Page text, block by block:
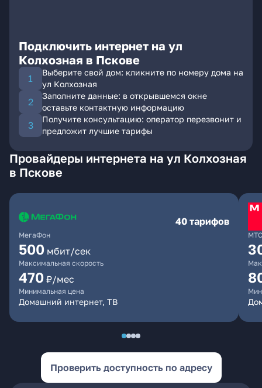
Подключить интернет на ул
Колхозная в Пскове
Выберите свой дом: кликните по номеру дома на
ул Колхозная
Заполните данные: в открывшемся окне
оставьте контактную информацию
Получите консультацию: оператор перезвонит и
предложит лучшие тарифы
Провайдеры интернета на ул Колхозная
в Пскове
МегаФон
40 тарифов
500 мбит/сек
Максимальная скорость
470 ₽/мес
Минимальная цена
Домашний интернет, ТВ
МТС
Проверить доступность по адресу